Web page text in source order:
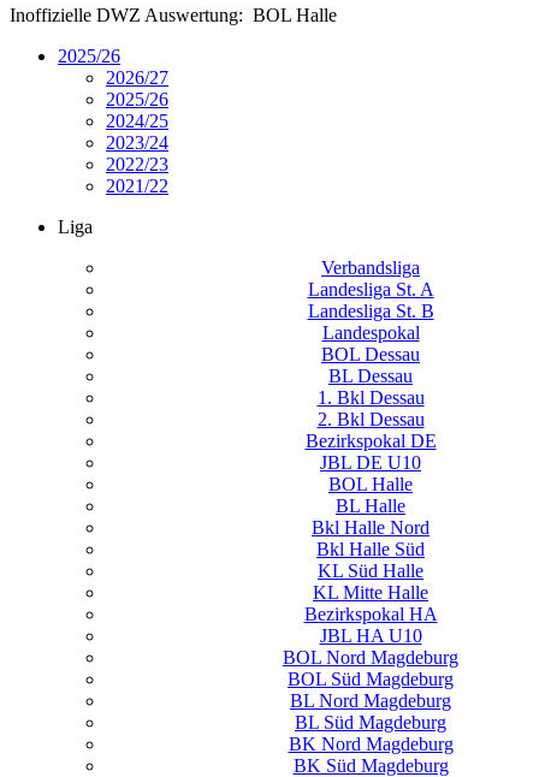
Inoffizielle DWZ Auswertung: BOL Halle
2025/26
2026/27
2025/26
2024/25
2023/24
2022/23
2021/22
Liga
Verbandsliga
Landesliga St. A
Landesliga St. B
Landespokal
BOL Dessau
BL Dessau
1. Bkl Dessau
2. Bkl Dessau
Bezirkspokal DE
JBL DE U10
BOL Halle
BL Halle
Bkl Halle Nord
Bkl Halle Süd
KL Süd Halle
KL Mitte Halle
Bezirkspokal HA
JBL HA U10
BOL Nord Magdeburg
BOL Süd Magdeburg
BL Nord Magdeburg
BL Süd Magdeburg
BK Nord Magdeburg
BK Süd Magdeburg